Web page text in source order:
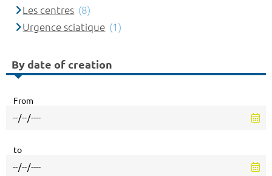
Les centres (8)
Urgence sciatique (1)
By date of creation
From
to